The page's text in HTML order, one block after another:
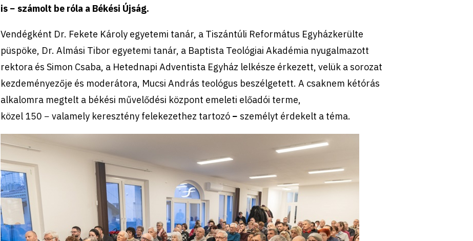
is − számolt be róla a Békési Újság.
Vendégként Dr. Fekete Károly egyetemi tanár, a Tiszántúli Református Egyházkerülte
püspöke, Dr. Almási Tibor egyetemi tanár, a Baptista Teológiai Akadémia nyugalmazott
rektora és Simon Csaba, a Hetednapi Adventista Egyház lelkésze érkezett, velük a sorozat
kezdeményezője és moderátora, Mucsi András teológus beszélgetett. A csaknem kétórás
alkalomra megtelt a békési művelődési központ emeleti előadói terme,
közel 150 − valamely keresztény felekezethez tartozó − személyt érdekelt a téma.